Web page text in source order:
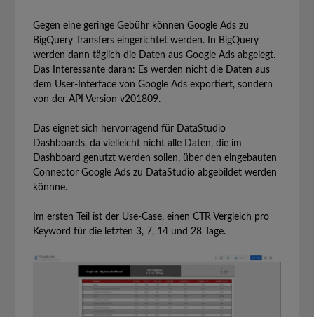
Gegen eine geringe Gebühr können Google Ads zu
BigQuery Transfers eingerichtet werden. In BigQuery
werden dann täglich die Daten aus Google Ads abgelegt.
Das Interessante daran: Es werden nicht die Daten aus
dem User-Interface von Google Ads exportiert, sondern
von der API Version v201809.
Das eignet sich hervorragend für DataStudio
Dashboards, da vielleicht nicht alle Daten, die im
Dashboard genutzt werden sollen, über den eingebauten
Connector Google Ads zu DataStudio abgebildet werden
könnne.
Im ersten Teil ist der Use-Case, einen CTR Vergleich pro
Keyword für die letzten 3, 7, 14 und 28 Tage.